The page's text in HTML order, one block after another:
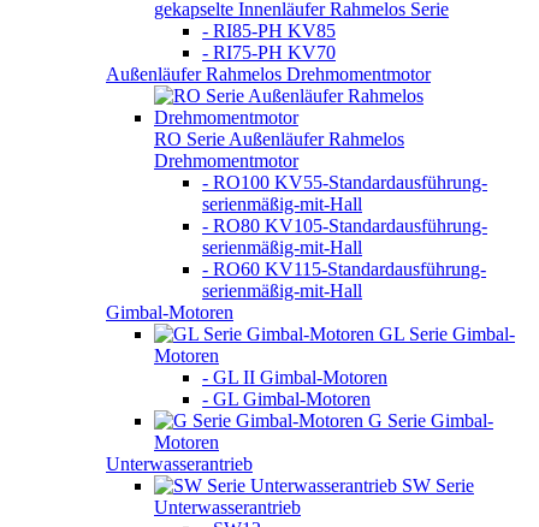
gekapselte Innenläufer Rahmelos Serie
- RI85-PH KV85
- RI75-PH KV70
Außenläufer Rahmelos Drehmomentmotor
RO Serie Außenläufer Rahmelos
Drehmomentmotor
- RO100 KV55-Standardausführung-
serienmäßig-mit-Hall
- RO80 KV105-Standardausführung-
serienmäßig-mit-Hall
- RO60 KV115-Standardausführung-
serienmäßig-mit-Hall
Gimbal-Motoren
GL Serie Gimbal-
Motoren
- GL II Gimbal-Motoren
- GL Gimbal-Motoren
G Serie Gimbal-
Motoren
Unterwasserantrieb
SW Serie
Unterwasserantrieb